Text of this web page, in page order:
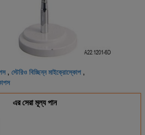
, স্টেরিও বিচ্ছিন্ন মাইক্রোস্কোপ,
এর সেরা মূল্য পান